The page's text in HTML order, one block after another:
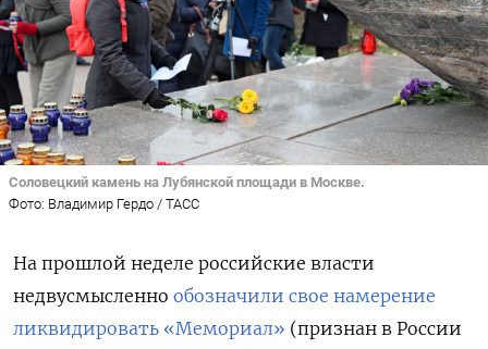
Соловецкий камень на Лубянской площади в Москве.
Фото: Владимир Гердо / ТАСС
На прошлой неделе российские власти
недвусмысленно обозначили свое намерение
ликвидировать «Мемориал» (признан в России